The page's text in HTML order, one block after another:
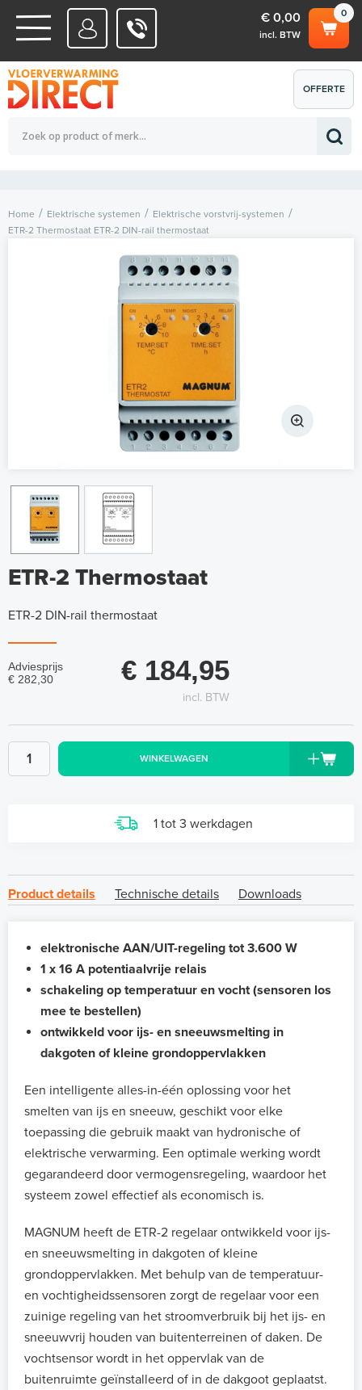
WATERSYSTEMEN
ELEKTRISCHE SYSTEMEN
0
€ 0,00
incl. BTW
Totaalbedrag (incl. BTW) € 0,00
OFFERTE
AANVRAGEN
Home Elektrische systemen
Elektrische vorstvrij-systemen
ETR-2 Thermostaat ETR-2 DIN-rail thermostaat
ETR-2 Thermostaat
ETR-2 DIN-rail thermostaat
Adviesprijs
€ 282,30
€ 184,95
incl. BTW
WINKELWAGEN
1 tot 3 werkdagen
Product details Technische details Downloads
elektronische AAN/UIT-regeling tot 3.600 W
1 x 16 A potentiaalvrije relais
schakeling op temperatuur en vocht (sensoren los
mee te bestellen)
ontwikkeld voor ijs- en sneeuwsmelting in
dakgoten of kleine grondoppervlakken
Een intelligente alles-in-één oplossing voor het
smelten van ijs en sneeuw, geschikt voor elke
toepassing die gebruik maakt van hydronische of
elektrische verwarming. Een optimale werking wordt
gegarandeerd door vermogensregeling, waardoor het
systeem zowel effectief als economisch is.
MAGNUM heeft de ETR-2 regelaar ontwikkeld voor ijs-
en sneeuwsmelting in dakgoten of kleine
grondoppervlakken. Met behulp van de temperatuur-
en vochtigheidssensoren zorgt de regelaar voor een
zuinige regeling van het stroomverbruik bij het ijs- en
sneeuwvrij houden van buitenterreinen of daken. De
vochtsensor wordt in het oppervlak van de
buitenruimte geïnstalleerd of in de dakgoot geplaatst.